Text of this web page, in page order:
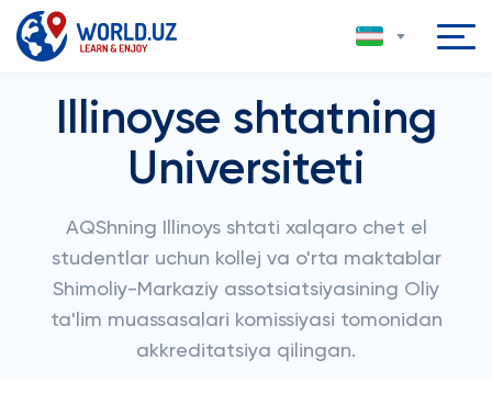
Illinoyse shtatning
Universiteti
AQShning Illinoys shtati xalqaro chet el
studentlar uchun kollej va o'rta maktablar
Shimoliy-Markaziy assotsiatsiyasining Oliy
ta'lim muassasalari komissiyasi tomonidan
akkreditatsiya qilingan.